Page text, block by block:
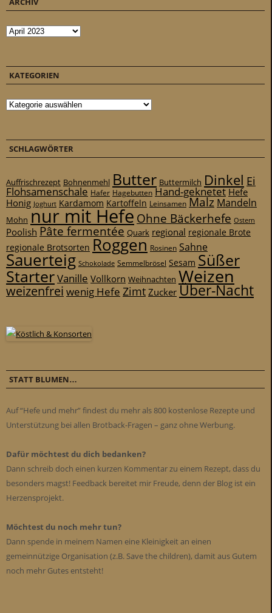
Archiv
KATEGORIEN
Kategorien
SCHLAGWÖRTER
Auffrischrezept Bohnenmehl Butter Buttermilch Dinkel Ei
Flohsamenschale Hafer Hagebutten Hand-geknetet Hefe
Honig Joghurt Kardamom Kartoffeln Leinsamen Malz Mandeln
Mohn nur mit Hefe Ohne Bäckerhefe Ostern
Poolish Pâte fermentée Quark regional regionale Brote
regionale Brotsorten Roggen Rosinen Sahne
Sauerteig Schokolade Semmelbrösel Sesam Süßer
StarterVanille Vollkorn Weihnachten Weizen
weizenfrei wenig Hefe ZimtZuckerÜber-Nacht
STATT BLUMEN…
Auf “Hefe und mehr” findest du mehr als 800 kostenlose Rezepte und
Unterstützung bei allen Brotback-Fragen – ganz ohne Werbung.
Dafür möchtest du dich bedanken?
Dann schreib doch einen kurzen Kommentar zu einem Rezept, dass du
besonders magst! Feedback bereitet mir Freude, denn der Blog ist ein
Herzensprojekt.
Möchtest du noch mehr tun?
Dann spende in meinem Namen eine Kleinigkeit an einen
gemeinnützige Organisation (z.B. Save the children), damit aus Gutem
noch mehr Gutes entsteht!